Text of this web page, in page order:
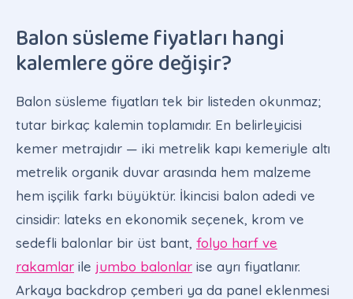
Balon süsleme fiyatları hangi
kalemlere göre değişir?
Balon süsleme fiyatları tek bir listeden okunmaz;
tutar birkaç kalemin toplamıdır. En belirleyicisi
kemer metrajıdır — iki metrelik kapı kemeriyle altı
metrelik organik duvar arasında hem malzeme
hem işçilik farkı büyüktür. İkincisi balon adedi ve
cinsidir: lateks en ekonomik seçenek, krom ve
sedefli balonlar bir üst bant, folyo harf ve
rakamlar ile jumbo balonlar ise ayrı fiyatlanır.
Arkaya backdrop çemberi ya da panel eklenmesi